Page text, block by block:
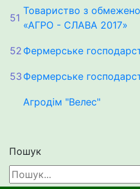
51
Товариство з
«АГРО - СЛАВА 2017»
52 Фермерське
53 Фермерське
Агродім "Велес"
Пошук